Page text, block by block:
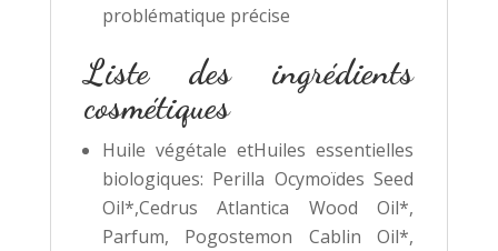
problématique précise
Liste des ingrédients
cosmétiques
Huile végétale etHuiles essentielles
biologiques: Perilla Ocymoïdes Seed
Oil*,Cedrus Atlantica Wood Oil*,
Parfum, Pogostemon Cablin Oil*,